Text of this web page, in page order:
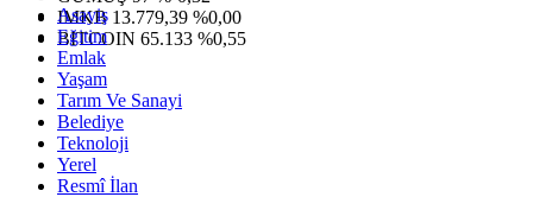
IMKB 13.779,39 %0,00
BITCOIN 65.133 %0,55
Asayiş
Eğitim
Emlak
Yaşam
Tarım Ve Sanayi
Belediye
Teknoloji
Yerel
Resmî İlan